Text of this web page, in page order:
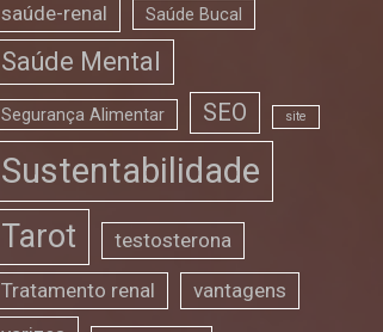
saúde-renal
Saúde Bucal
Saúde Mental
Segurança Alimentar SEO site
Sustentabilidade
Tarot testosterona
Tratamento renal
vantagens